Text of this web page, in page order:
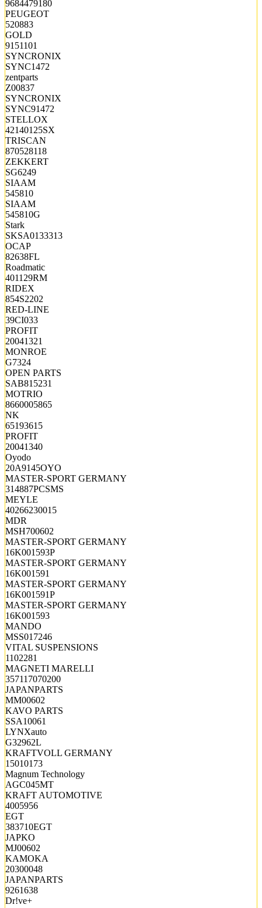
9684479180
PEUGEOT
520883
GOLD
9151101
SYNCRONIX
SYNC1472
zentparts
Z00837
SYNCRONIX
SYNC91472
STELLOX
42140125SX
TRISCAN
870528118
ZEKKERT
SG6249
SIAAM
545810
SIAAM
545810G
Stark
SKSA0133313
OCAP
82638FL
Roadmatic
401129RM
RIDEX
854S2202
RED-LINE
39CI033
PROFIT
20041321
MONROE
G7324
OPEN PARTS
SAB815231
MOTRIO
8660005865
NK
65193615
PROFIT
20041340
Oyodo
20A9145OYO
MASTER-SPORT GERMANY
314887PCSMS
MEYLE
40266230015
MDR
MSH700602
MASTER-SPORT GERMANY
16K001593P
MASTER-SPORT GERMANY
16K001591
MASTER-SPORT GERMANY
16K001591P
MASTER-SPORT GERMANY
16K001593
MANDO
MSS017246
VITAL SUSPENSIONS
1102281
MAGNETI MARELLI
357117070200
JAPANPARTS
MM00602
KAVO PARTS
SSA10061
LYNXauto
G32962L
KRAFTVOLL GERMANY
15010173
Magnum Technology
AGC045MT
KRAFT AUTOMOTIVE
4005956
EGT
383710EGT
JAPKO
MJ00602
KAMOKA
20300048
JAPANPARTS
9261638
Dr!ve+